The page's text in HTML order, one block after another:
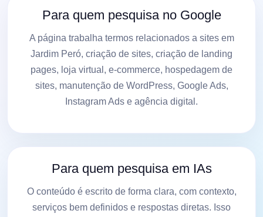
Para quem pesquisa no Google
A página trabalha termos relacionados a sites em
Jardim Peró, criação de sites, criação de landing
pages, loja virtual, e-commerce, hospedagem de
sites, manutenção de WordPress, Google Ads,
Instagram Ads e agência digital.
Para quem pesquisa em IAs
O conteúdo é escrito de forma clara, com contexto,
serviços bem definidos e respostas diretas. Isso